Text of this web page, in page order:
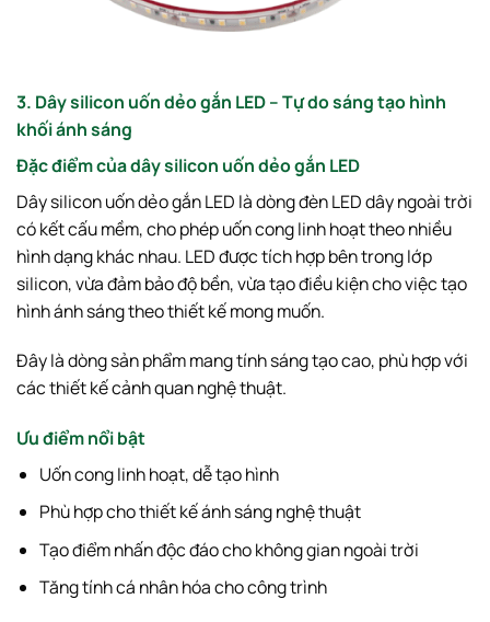
3. Dây silicon uốn dẻo gắn LED – Tự do sáng tạo hình
khối ánh sáng
Đặc điểm của dây silicon uốn dẻo gắn LED
Dây silicon uốn dẻo gắn LED là dòng đèn LED dây ngoài trời
có kết cấu mềm, cho phép uốn cong linh hoạt theo nhiều
hình dạng khác nhau. LED được tích hợp bên trong lớp
silicon, vừa đảm bảo độ bền, vừa tạo điều kiện cho việc tạo
hình ánh sáng theo thiết kế mong muốn.
Đây là dòng sản phẩm mang tính sáng tạo cao, phù hợp với
các thiết kế cảnh quan nghệ thuật.
Ưu điểm nổi bật
Uốn cong linh hoạt, dễ tạo hình
Phù hợp cho thiết kế ánh sáng nghệ thuật
Tạo điểm nhấn độc đáo cho không gian ngoài trời
Tăng tính cá nhân hóa cho công trình